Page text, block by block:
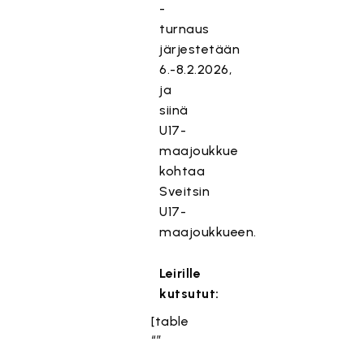
-
turnaus
järjestetään
6.-8.2.2026,
ja
siinä
U17-
maajoukkue
kohtaa
Sveitsin
U17-
maajoukkueen.
Leirille
kutsutut:
[table
“”